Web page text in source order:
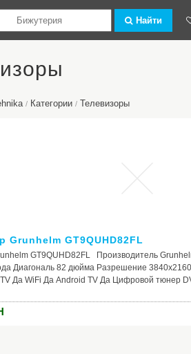
Найти
/ Категории / Телевизоры
Grunhelm GT9QUHD82FL
GT9QUHD82FL Производитель
Диагональ 82 дюйма Разрешение
Да WiFi Да Android TV Да Цифровой тюнер
| 1*AVIN(Mini) | 1*Earphone | 1*SPDIF |
Тюнер: ATV:100CH | DVB-T2:1000CH |